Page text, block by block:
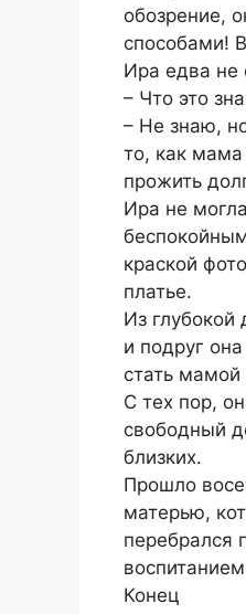
обозрение,
способами!
Ира едва не
– Что это
– Не знаю,
то, как мама
прожить
Ира не
краской
платье.
Из
и подруг
стать
С тех пор,
свободный
близких.
Прошло
матерью,
перебрался
Конец